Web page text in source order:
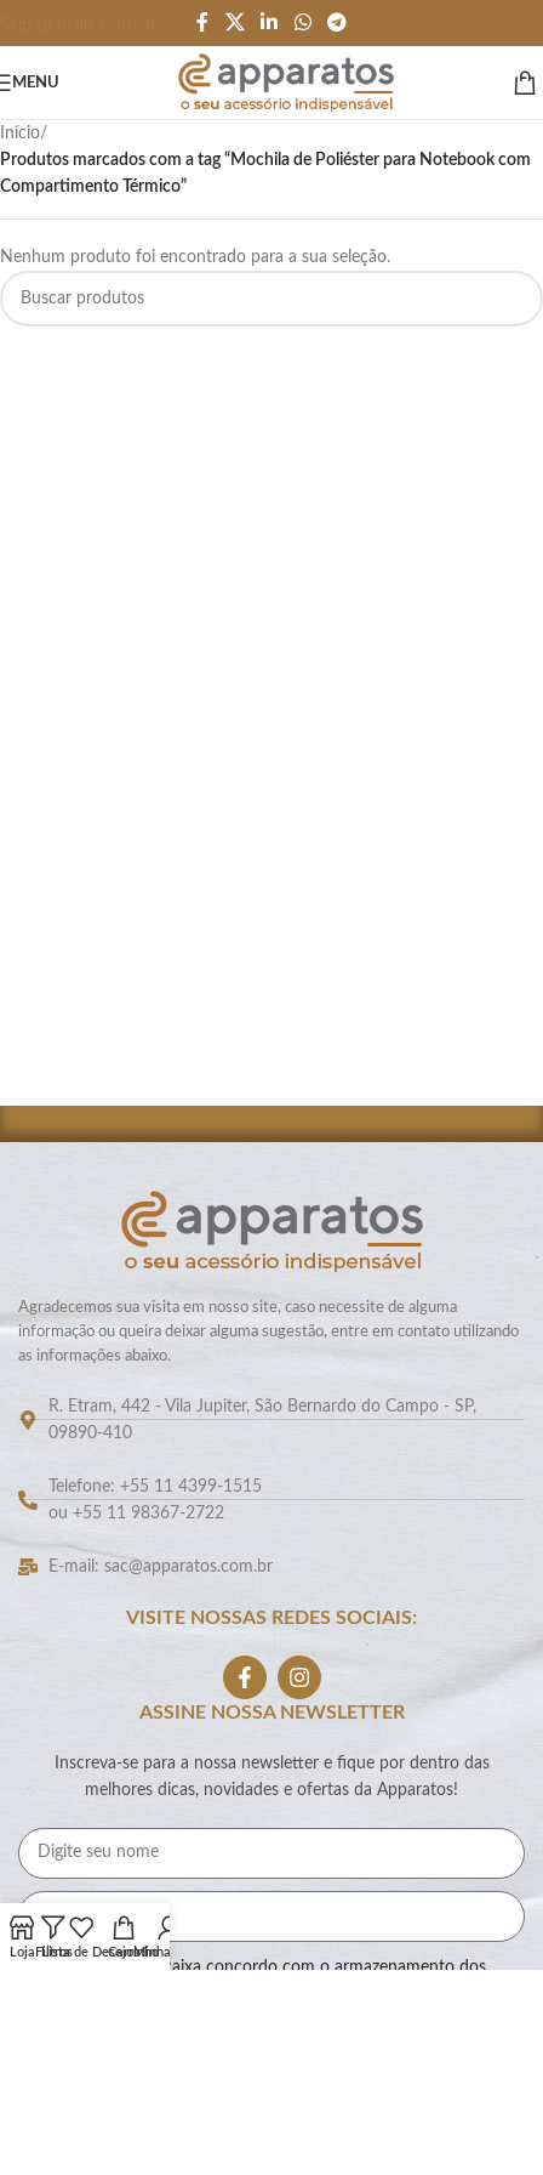
MENU
Início/
Produtos marcados com a tag “Mochila de Poliéster para Notebook com
Compartimento Térmico”
Nenhum produto foi encontrado para a sua seleção.
Agradecemos sua visita em nosso site, caso necessite de alguma
informação ou queira deixar alguma sugestão, entre em contato utilizando
as informações abaixo.
R. Etram, 442 - Vila Jupiter, São Bernardo do Campo - SP,
09890-410
Telefone: +55 11 4399-1515
ou +55 11 98367-2722
E-mail: sac@apparatos.com.br
VISITE NOSSAS REDES SOCIAIS:
ASSINE NOSSA NEWSLETTER
Inscreva-se para a nossa newsletter e fique por dentro das
melhores dicas, novidades e ofertas da Apparatos!
Ao marcar essa caixa concordo com o armazenamento dos
Loja Filtros
Lista de Desejos
CarrinhoMinha conta